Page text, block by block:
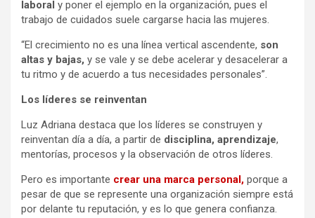
laboral y poner el ejemplo en la organización, pues el
trabajo de cuidados suele cargarse hacia las mujeres.
“El crecimiento no es una línea vertical ascendente, son
altas y bajas, y se vale y se debe acelerar y desacelerar a
tu ritmo y de acuerdo a tus necesidades personales”.
Los líderes se reinventan
Luz Adriana destaca que los líderes se construyen y
reinventan día a día, a partir de disciplina, aprendizaje,
mentorías, procesos y la observación de otros líderes.
Pero es importante crear una marca personal, porque a
pesar de que se represente una organización siempre está
por delante tu reputación, y es lo que genera confianza.